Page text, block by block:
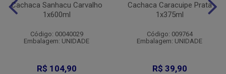
Cachaca Sanhacu Carvalho
1x600ml
Código: 00040029
Embalagem: UNIDADE
R$ 104,90
Cachaca Caracuipe Prata
1x375ml
Código: 009764
Embalagem: UNIDADE
R$ 39,90